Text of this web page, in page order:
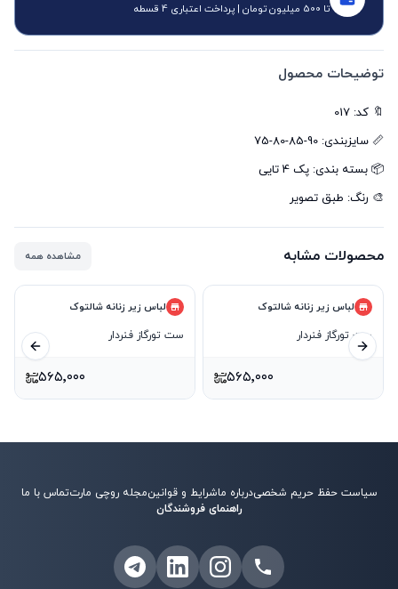
تا 500 میلیون تومان | پرداخت اعتباری 4 قسطه
توضیحات محصول
🎨 رنگ: طبق تصویر
محصولات مشابه مشاهده همه
لباس زیر زنانه شالتوک
ست تورگاز فنردار
۵۶۵٬۰۰۰
لباس زیر زنانه شالتوک
ست تورگاز فنردار
۵۶۵٬۰۰۰
اسلاید قبلی بعدی
سیاست حفظ حریم شخصیدرباره ماشرایط و قوانینمجله روچی مارتتماس با ما
راهنمای فروشندگان